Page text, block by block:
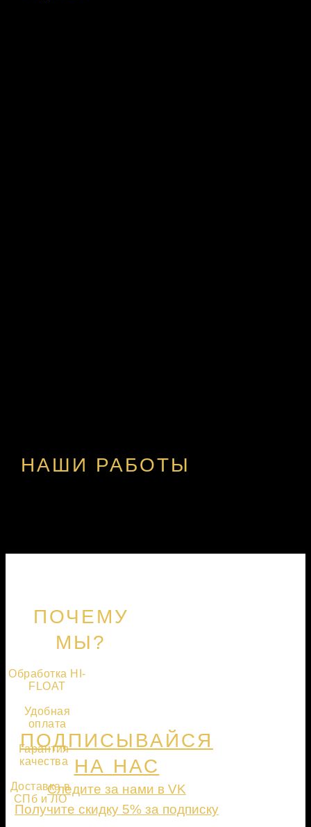
ПОЧЕМУ
МЫ?
Обработка HI-
FLOAT
Удобная
оплата
Гарантия
качества
Доставка в
СПб и ЛО
НАШИ РАБОТЫ
ПОДПИСЫВАЙСЯ
НА НАС
Следите за нами в VK
Получите скидку 5% за подписку